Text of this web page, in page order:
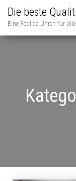
Die beste
Eine Replica Uhren für